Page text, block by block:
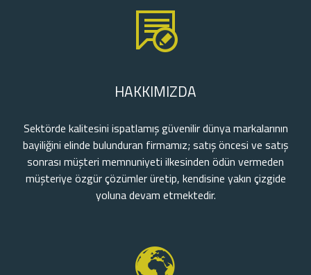
HAKKIMIZDA
Sektörde kalitesini ispatlamış güvenilir dünya markalarının
bayiliğini elinde bulunduran firmamız; satış öncesi ve satış
sonrası müşteri memnuniyeti ilkesinden ödün vermeden
müşteriye özgür çözümler üretip, kendisine yakın çizgide
yoluna devam etmektedir.